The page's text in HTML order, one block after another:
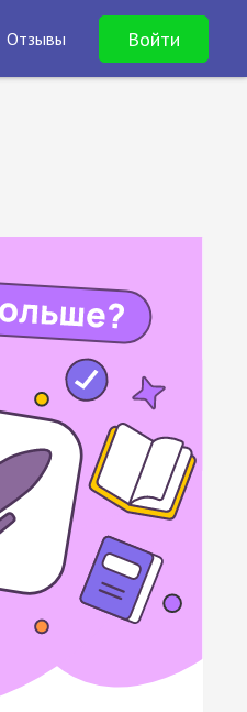
Отзывы Войти